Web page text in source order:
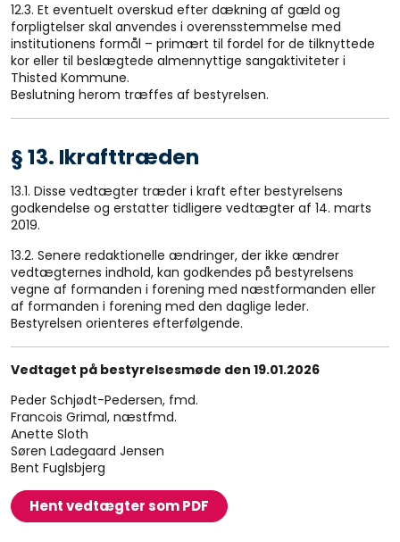
12.3. Et eventuelt overskud efter dækning af gæld og
forpligtelser skal anvendes i overensstemmelse med
institutionens formål – primært til fordel for de tilknyttede
kor eller til beslægtede almennyttige sangaktiviteter i
Thisted Kommune.
Beslutning herom træffes af bestyrelsen.
§ 13. Ikrafttræden
13.1. Disse vedtægter træder i kraft efter bestyrelsens
godkendelse og erstatter tidligere vedtægter af 14. marts
2019.
13.2. Senere redaktionelle ændringer, der ikke ændrer
vedtægternes indhold, kan godkendes på bestyrelsens
vegne af formanden i forening med næstformanden eller
af formanden i forening med den daglige leder.
Bestyrelsen orienteres efterfølgende.
Vedtaget på bestyrelsesmøde den 19.01.2026
Peder Schjødt-Pedersen, fmd.
Francois Grimal, næstfmd.
Anette Sloth
Søren Ladegaard Jensen
Bent Fuglsbjerg
Hent vedtægter som PDF